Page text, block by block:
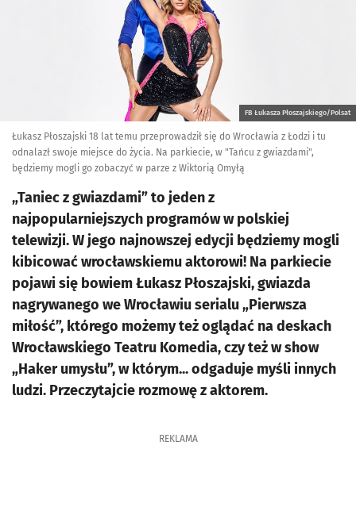
FB Łukasza Płoszajskiego/Polsat
Łukasz Płoszajski 18 lat temu przeprowadził się do Wrocławia z Łodzi i tu
odnalazł swoje miejsce do życia. Na parkiecie, w "Tańcu z gwiazdami",
będziemy mogli go zobaczyć w parze z Wiktorią Omyłą
„Taniec z gwiazdami” to jeden z
najpopularniejszych programów w polskiej
telewizji. W jego najnowszej edycji będziemy mogli
kibicować wrocławskiemu aktorowi! Na parkiecie
pojawi się bowiem Łukasz Płoszajski, gwiazda
nagrywanego we Wrocławiu serialu „Pierwsza
miłość”, którego możemy też oglądać na deskach
Wrocławskiego Teatru Komedia, czy też w show
„Haker umysłu”, w którym... odgaduje myśli innych
ludzi. Przeczytajcie rozmowę z aktorem.
REKLAMA